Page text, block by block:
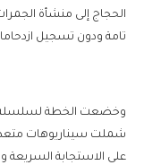
الحجاج إلى منشأة
تامة ودون تسجيل
وخضعت الخطة لسلسلة
شملت سيناريوهات متعددة
على الاستجابة السريعة